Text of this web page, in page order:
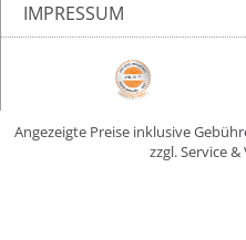
IMPRESSUM
Angezeigte Preise inklusive
zzgl. Service